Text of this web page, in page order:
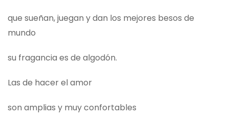
que sueñan, juegan y dan los mejores besos de
mundo
su fragancia es de algodón.
Las de hacer el amor
son amplias y muy confortables